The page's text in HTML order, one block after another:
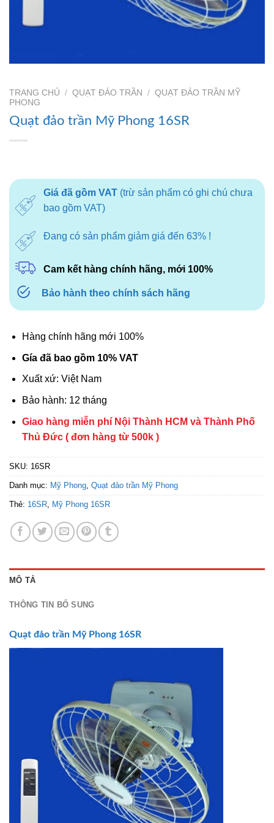
TRANG CHỦ / QUẠT ĐẢO TRẦN / QUẠT ĐẢO TRẦN MỸ
PHONG
Quạt đảo trần Mỹ Phong 16SR
Giá đã gồm VAT(trừ sản phẩm có ghi chú chưa
bao gồm VAT)
Đang có sản phẩm giảm giá đến 63% !
Cam kết hàng chính hãng, mới 100%
Bảo hành theo chính sách hãng
Hàng chính hãng mới 100%
Gía đã bao gồm 10% VAT
Xuất xứ: Việt Nam
Bảo hành: 12 tháng
Giao hàng miễn phí Nội Thành HCM và Thành Phố
Thủ Đức ( đơn hàng từ 500k )
SKU: 16SR
Danh mục: Mỹ Phong, Quạt đảo trần Mỹ Phong
Thẻ: 16SR, Mỹ Phong 16SR
MÔ TẢ
THÔNG TIN BỔ SUNG
Quạt đảo trần Mỹ Phong 16SR